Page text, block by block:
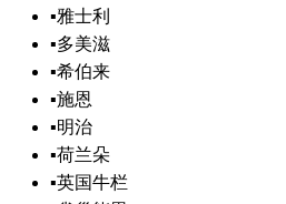
▪雅士利
▪多美滋
▪希伯来
▪施恩
▪明治
▪荷兰朵
▪英国牛栏